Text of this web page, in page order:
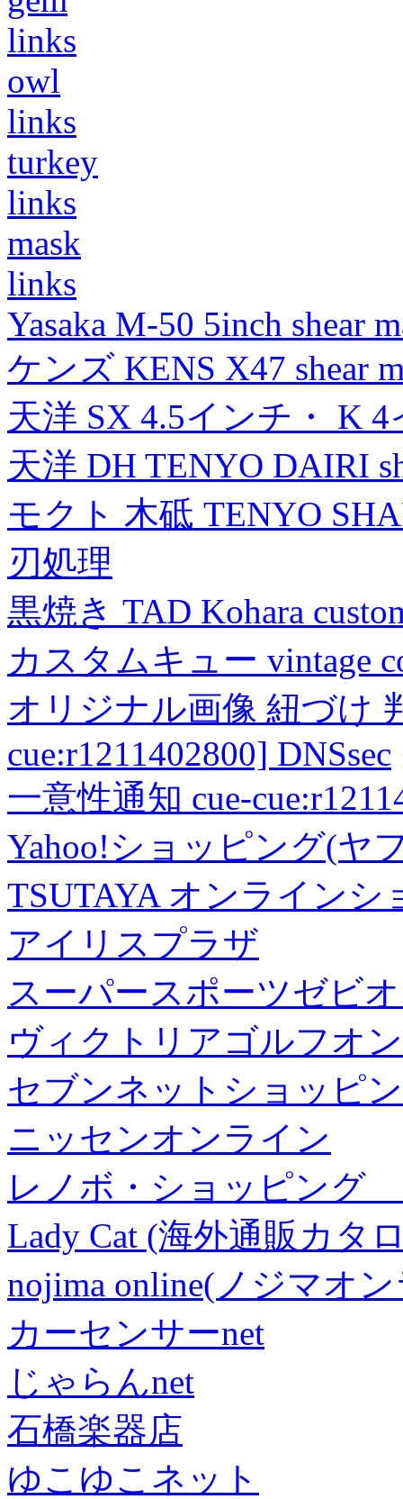
links
owl
links
turkey
links
mask
links
Yasaka M-50 5inch shear
ケンズ KENS X47 shear
天洋 SX 4.5インチ・ K
天洋 DH TENYO DAIRI
モクト 木砥 TENYO
刃処理
黒焼き TAD Kohara
カスタムキュー vintage
オリジナル画像 紐づけ
cue:r1211402800] DNSsec
一意性通知 cue-
Yahoo!ショッピング(ヤ
TSUTAYA オンラインシ
アイリスプラザ
スーパースポーツゼビ
ヴィクトリアゴルフオ
セブンネットショッピ
ニッセンオンライン
レノボ・ショッピング
Lady Cat (海外通販カタ
nojima online(ノジマオ
カーセンサーnet
じゃらんnet
石橋楽器店
ゆこゆこネット